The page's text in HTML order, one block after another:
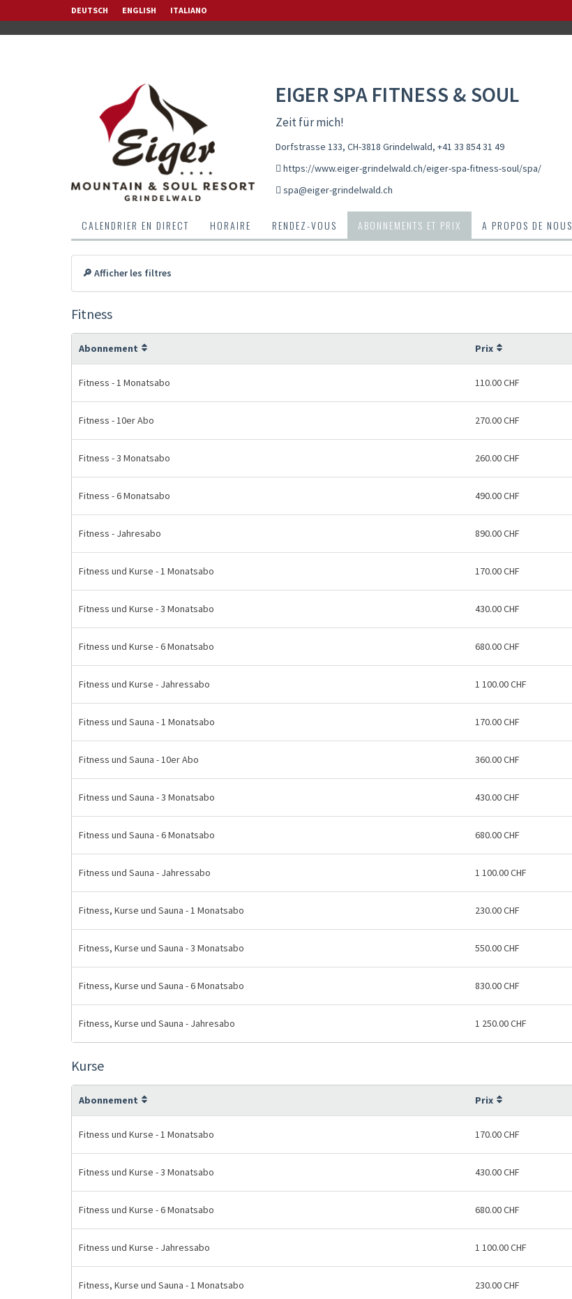
DEUTSCH ENGLISH ITALIANO
EIGER SPA FITNESS & SOUL
Zeit für mich!
Dorfstrasse 133, CH-3818 Grindelwald, +41 33 854 31 49
https://www.eiger-grindelwald.ch/eiger-spa-fitness-soul/spa/
spa@eiger-grindelwald.ch
CALENDRIER EN DIRECT HORAIRE RENDEZ-VOUS ABONNEMENTS ET PRIX A PROPOS DE NOUS
🔎 Afficher les filtres
Fitness
Abonnement Prix
Fitness - 1 Monatsabo 110.00 CHF
Fitness - 10er Abo 270.00 CHF
Fitness - 3 Monatsabo 260.00 CHF
Fitness - 6 Monatsabo 490.00 CHF
Fitness - Jahresabo 890.00 CHF
Fitness und Kurse - 1 Monatsabo 170.00 CHF
Fitness und Kurse - 3 Monatsabo 430.00 CHF
Fitness und Kurse - 6 Monatsabo 680.00 CHF
Fitness und Kurse - Jahressabo 1 100.00 CHF
Fitness und Sauna - 1 Monatsabo 170.00 CHF
Fitness und Sauna - 10er Abo 360.00 CHF
Fitness und Sauna - 3 Monatsabo 430.00 CHF
Fitness und Sauna - 6 Monatsabo 680.00 CHF
Fitness und Sauna - Jahressabo 1 100.00 CHF
Fitness, Kurse und Sauna - 1 Monatsabo 230.00 CHF
Fitness, Kurse und Sauna - 3 Monatsabo 550.00 CHF
Fitness, Kurse und Sauna - 6 Monatsabo 830.00 CHF
Fitness, Kurse und Sauna - Jahresabo 1 250.00 CHF
Kurse
Abonnement Prix
Fitness und Kurse - 1 Monatsabo 170.00 CHF
Fitness und Kurse - 3 Monatsabo 430.00 CHF
Fitness und Kurse - 6 Monatsabo 680.00 CHF
Fitness und Kurse - Jahressabo 1 100.00 CHF
Fitness, Kurse und Sauna - 1 Monatsabo 230.00 CHF